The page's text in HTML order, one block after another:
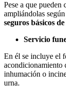
Pese a que pueden
ampliándolas
seguros básicos
Servicio
En él se incluye el
acondicionamiento
inhumación o
urna.